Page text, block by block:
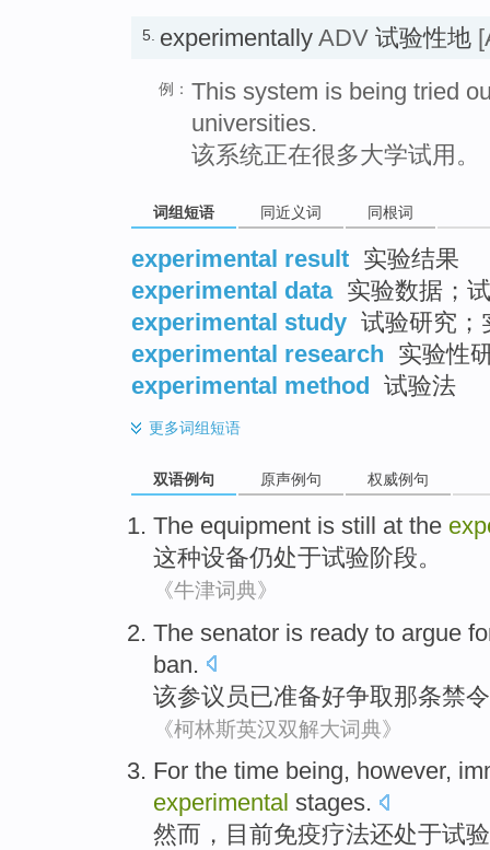
5. experimentally ADV 试验性地
例： This system is being tried
universities.
该系统正在很多大学试用。
词组短语 同近义词 同根词
experimental result 实验结果
experimental data 实验数据；
experimental study 试验研究；
experimental research 实验性
experimental method 试验法
更多词组短语
双语例句 原声例句 权威例句
The equipment is still at the
这种设备仍处于试验阶段。
《牛津词典》
The senator is ready to argue
ban.
该参议员已准备好争取那条禁令
《柯林斯英汉双解大词典》
For the time being, however,
experimental stages.
然而 ， 目前免疫疗法还处于试验